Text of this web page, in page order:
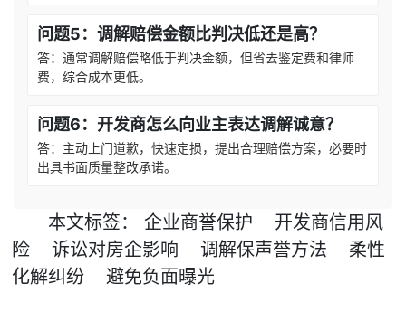
问题5：调解赔偿金额比判决低还是高？
答：通常调解赔偿略低于判决金额，但省去鉴定费和律师
费，综合成本更低。
问题6：开发商怎么向业主表达调解诚意？
答：主动上门道歉，快速定损，提出合理赔偿方案，必要时
出具书面质量整改承诺。
本文标签： 企业商誉保护
开发商信用风
险
诉讼对房企影响 调解保声誉方法
柔性
化解纠纷
避免负面曝光